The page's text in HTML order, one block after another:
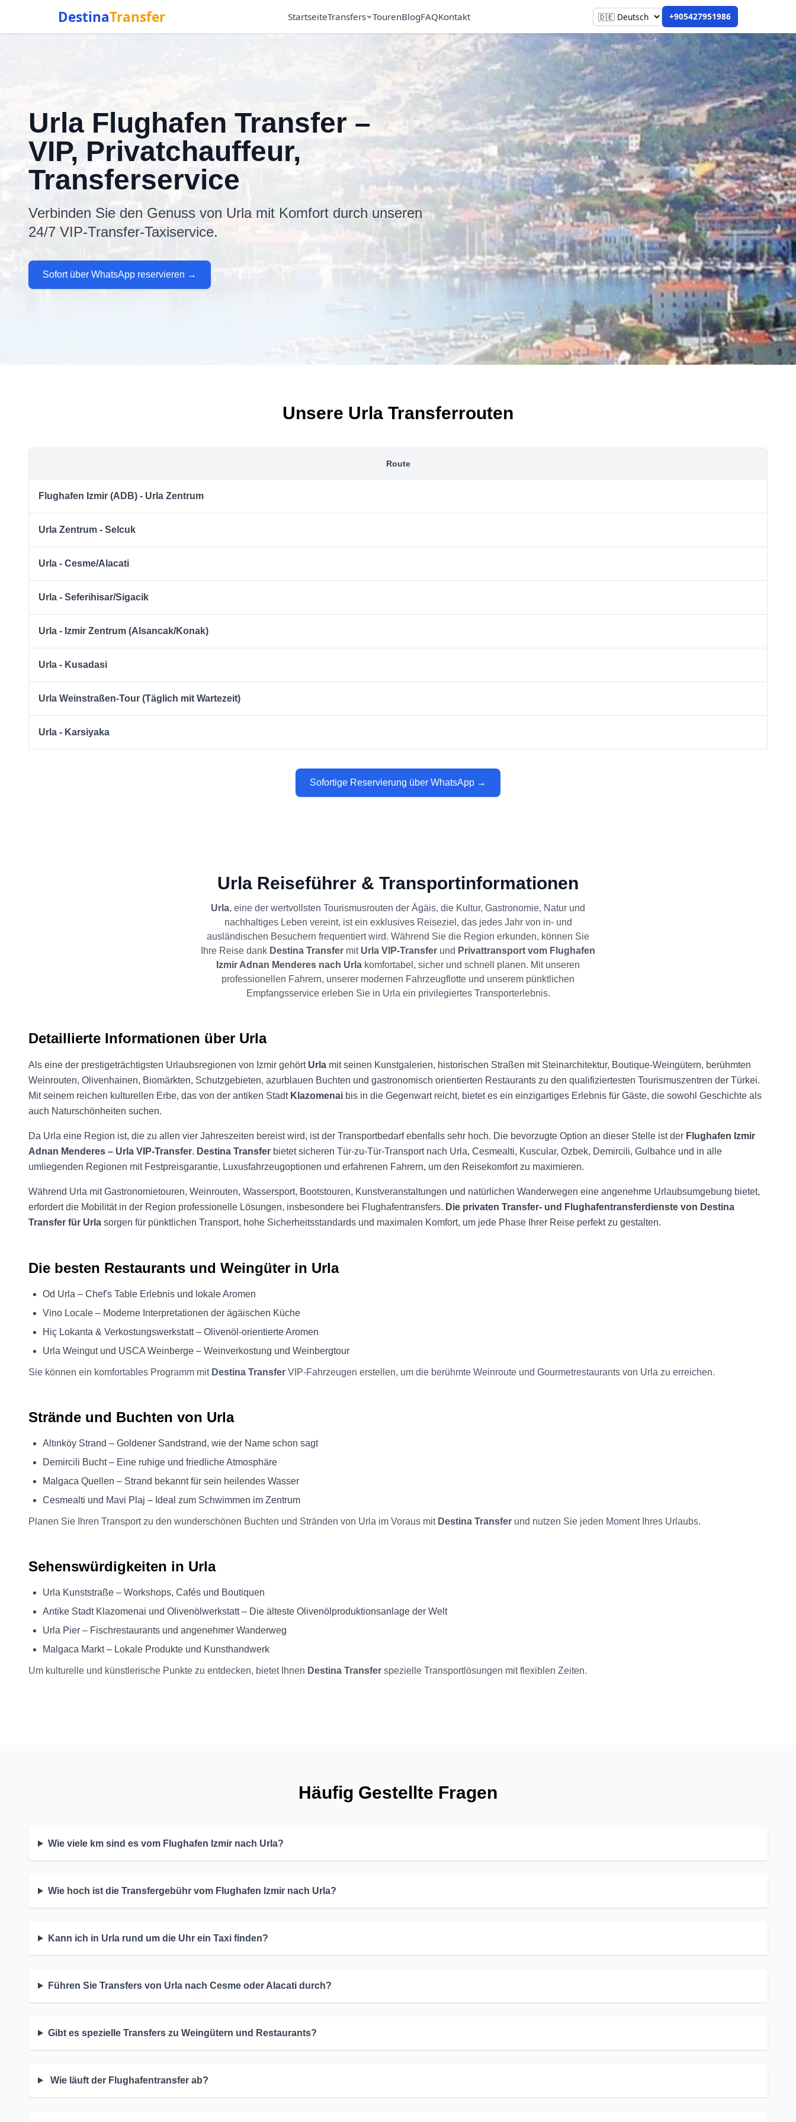
DestinaTransfer StartseiteTransfers TourenBlogFAQKontakt +905427951986
Urla Flughafen Transfer –
VIP, Privatchauffeur,
Transferservice
Verbinden Sie den Genuss von Urla mit Komfort durch unseren
24/7 VIP-Transfer-Taxiservice.
Sofort über WhatsApp reservieren →
Unsere Urla Transferrouten
Route
Flughafen Izmir (ADB) - Urla Zentrum
Urla Zentrum - Selcuk
Urla - Cesme/Alacati
Urla - Seferihisar/Sigacik
Urla - Izmir Zentrum (Alsancak/Konak)
Urla - Kusadasi
Urla Weinstraßen-Tour (Täglich mit Wartezeit)
Urla - Karsiyaka
Sofortige Reservierung über WhatsApp →
Urla Reiseführer & Transportinformationen
Urla, eine der wertvollsten Tourismusrouten der Ägäis, die Kultur, Gastronomie, Natur und
nachhaltiges Leben vereint, ist ein exklusives Reiseziel, das jedes Jahr von in- und
ausländischen Besuchern frequentiert wird. Während Sie die Region erkunden, können Sie
Ihre Reise dank Destina Transfer mit Urla VIP-Transfer und Privattransport vom Flughafen
Izmir Adnan Menderes nach Urla komfortabel, sicher und schnell planen. Mit unseren
professionellen Fahrern, unserer modernen Fahrzeugflotte und unserem pünktlichen
Empfangsservice erleben Sie in Urla ein privilegiertes Transporterlebnis.
Detaillierte Informationen über Urla
Als eine der prestigeträchtigsten Urlaubsregionen von Izmir gehört Urla mit seinen Kunstgalerien, historischen Straßen mit Steinarchitektur, Boutique-Weingütern, berühmten
Weinrouten, Olivenhainen, Biomärkten, Schutzgebieten, azurblauen Buchten und gastronomisch orientierten Restaurants zu den qualifiziertesten Tourismuszentren der Türkei.
Mit seinem reichen kulturellen Erbe, das von der antiken Stadt Klazomenai bis in die Gegenwart reicht, bietet es ein einzigartiges Erlebnis für Gäste, die sowohl Geschichte als
auch Naturschönheiten suchen.
Da Urla eine Region ist, die zu allen vier Jahreszeiten bereist wird, ist der Transportbedarf ebenfalls sehr hoch. Die bevorzugte Option an dieser Stelle ist der Flughafen Izmir
Adnan Menderes – Urla VIP-Transfer. Destina Transfer bietet sicheren Tür-zu-Tür-Transport nach Urla, Cesmealti, Kuscular, Ozbek, Demircili, Gulbahce und in alle
umliegenden Regionen mit Festpreisgarantie, Luxusfahrzeugoptionen und erfahrenen Fahrern, um den Reisekomfort zu maximieren.
Während Urla mit Gastronomietouren, Weinrouten, Wassersport, Bootstouren, Kunstveranstaltungen und natürlichen Wanderwegen eine angenehme Urlaubsumgebung bietet,
erfordert die Mobilität in der Region professionelle Lösungen, insbesondere bei Flughafentransfers. Die privaten Transfer- und Flughafentransferdienste von Destina
Transfer für Urla sorgen für pünktlichen Transport, hohe Sicherheitsstandards und maximalen Komfort, um jede Phase Ihrer Reise perfekt zu gestalten.
Die besten Restaurants und Weingüter in Urla
Od Urla – Chef's Table Erlebnis und lokale Aromen
Vino Locale – Moderne Interpretationen der ägäischen Küche
Hiç Lokanta & Verkostungswerkstatt – Olivenöl-orientierte Aromen
Urla Weingut und USCA Weinberge – Weinverkostung und Weinbergtour
Sie können ein komfortables Programm mit Destina Transfer VIP-Fahrzeugen erstellen, um die berühmte Weinroute und Gourmetrestaurants von Urla zu erreichen.
Strände und Buchten von Urla
Altınköy Strand – Goldener Sandstrand, wie der Name schon sagt
Demircili Bucht – Eine ruhige und friedliche Atmosphäre
Malgaca Quellen – Strand bekannt für sein heilendes Wasser
Cesmealti und Mavi Plaj – Ideal zum Schwimmen im Zentrum
Planen Sie Ihren Transport zu den wunderschönen Buchten und Stränden von Urla im Voraus mit Destina Transfer und nutzen Sie jeden Moment Ihres Urlaubs.
Sehenswürdigkeiten in Urla
Urla Kunststraße – Workshops, Cafés und Boutiquen
Antike Stadt Klazomenai und Olivenölwerkstatt – Die älteste Olivenölproduktionsanlage der Welt
Urla Pier – Fischrestaurants und angenehmer Wanderweg
Malgaca Markt – Lokale Produkte und Kunsthandwerk
Um kulturelle und künstlerische Punkte zu entdecken, bietet Ihnen Destina Transfer spezielle Transportlösungen mit flexiblen Zeiten.
Häufig Gestellte Fragen
Wie viele km sind es vom Flughafen Izmir nach Urla?
Wie hoch ist die Transfergebühr vom Flughafen Izmir nach Urla?
Kann ich in Urla rund um die Uhr ein Taxi finden?
Führen Sie Transfers von Urla nach Cesme oder Alacati durch?
Gibt es spezielle Transfers zu Weingütern und Restaurants?
Wie läuft der Flughafentransfer ab?